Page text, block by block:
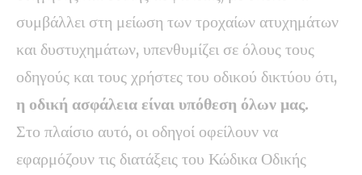
συμβάλλει στη μείωση των τροχαίων ατυχημάτων
και δυστυχημάτων, υπενθυμίζει σε όλους τους
οδηγούς και τους χρήστες του οδικού δικτύου ότι,
η οδική ασφάλεια είναι υπόθεση όλων μας.
Στο πλαίσιο αυτό, οι οδηγοί οφείλουν να
εφαρμόζουν τις διατάξεις του Κώδικα Οδικής